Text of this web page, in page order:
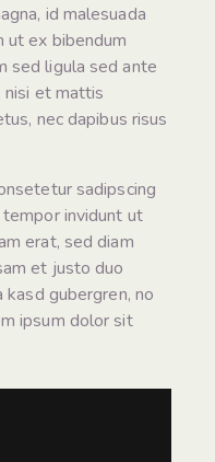
id malesuada
ut ex bibendum
sed ligula sed ante
et mattis
nec dapibus risus
sadipscing
invidunt ut
erat, sed diam
et justo duo
gubergren, no
ipsum dolor sit